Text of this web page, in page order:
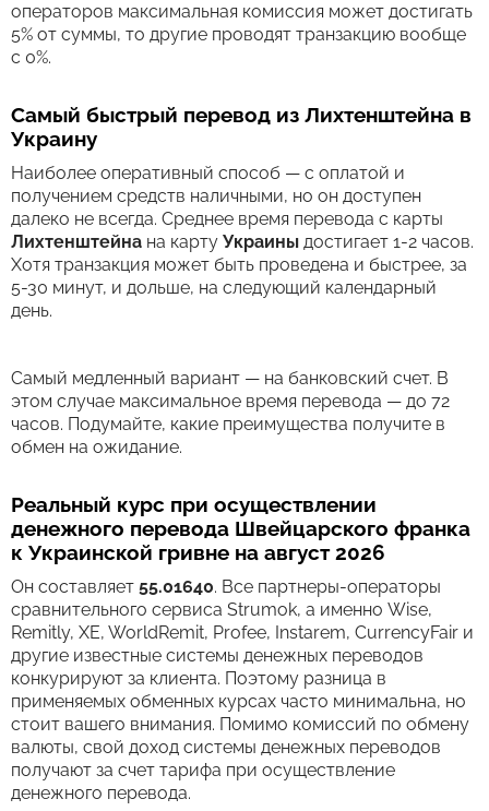
операторов максимальная комиссия может достигать
5% от суммы, то другие проводят транзакцию вообще
с 0%.
Самый быстрый перевод из Лихтенштейна в
Украину
Наиболее оперативный способ — с оплатой и
получением средств наличными, но он доступен
далеко не всегда. Среднее время перевода c карты
Лихтенштейна на карту Украины достигает 1-2 часов.
Хотя транзакция может быть проведена и быстрее, за
5-30 минут, и дольше, на следующий календарный
день.
Самый медленный вариант — на банковский счет. В
этом случае максимальное время перевода — до 72
часов. Подумайте, какие преимущества получите в
обмен на ожидание.
Реальный курс при осуществлении
денежного перевода Швейцарского франка
к Украинской гривне на август 2026
Он составляет 55.01640. Все партнеры-операторы
сравнительного сервиса Strumok, а именно Wise,
Remitly, XE, WorldRemit, Profee, Instarem, CurrencyFair и
другие известные системы денежных переводов
конкурируют за клиента. Поэтому разница в
применяемых обменных курсах часто минимальна, но
стоит вашего внимания. Помимо комиссий по обмену
валюты, свой доход системы денежных переводов
получают за счет тарифа при осуществление
денежного перевода.